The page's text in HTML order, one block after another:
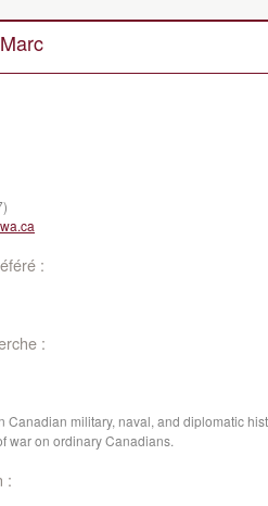
:
:
Canadian military, naval, and diplomatic
war on ordinary Canadians.
: